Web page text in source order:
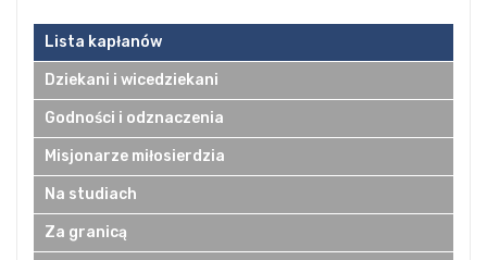
Lista kapłanów
Dziekani i wicedziekani
Godności i odznaczenia
Misjonarze miłosierdzia
Na studiach
Za granicą